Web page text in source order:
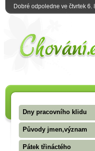
Dobré odpoledne ve čtvrtek 6.
Dny pracovního klidu
Původy jmen,význam
Pátek třináctého